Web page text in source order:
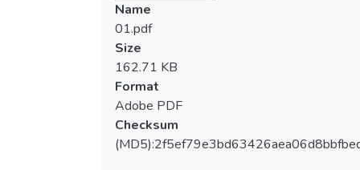
Name
01.pdf
Size
162.71 KB
Format
Adobe PDF
Checksum